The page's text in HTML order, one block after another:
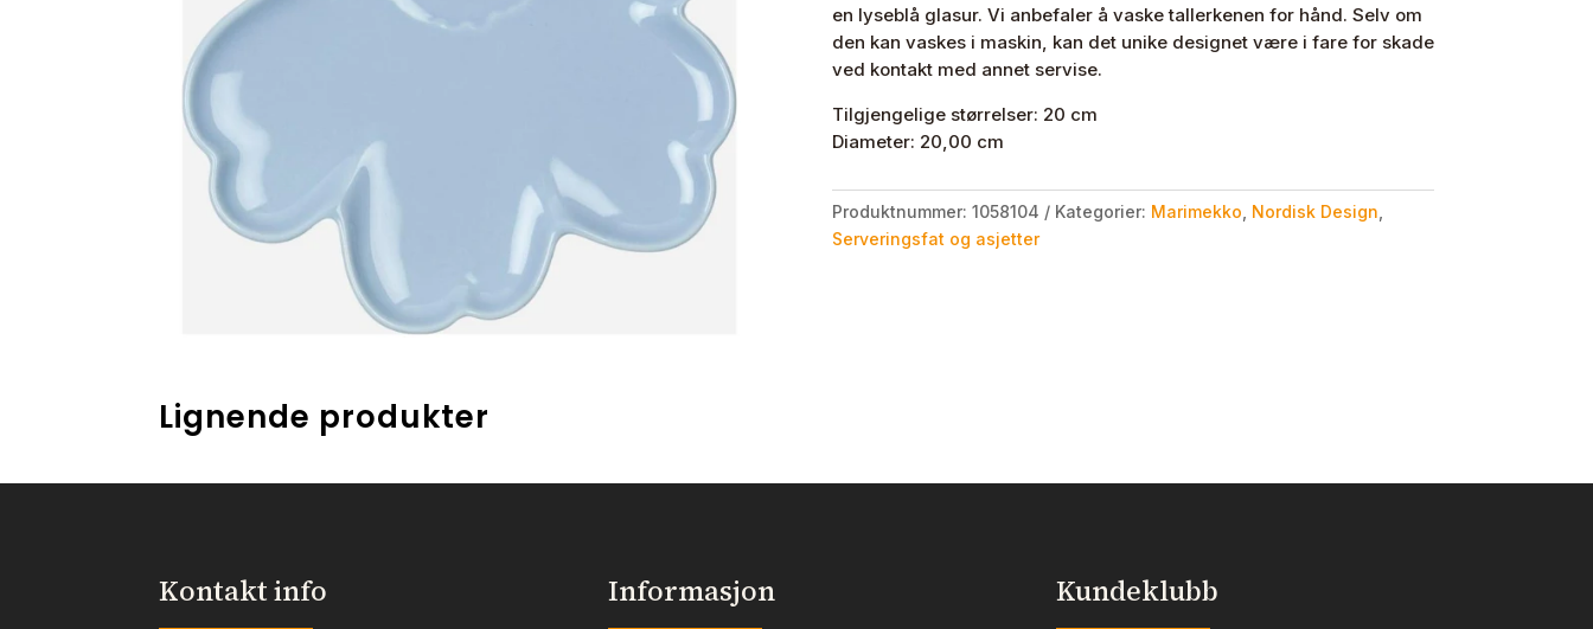
en lyseblå glasur. Vi anbefaler å vaske tallerkenen for hånd. Selv om
den kan vaskes i maskin, kan det unike designet være i fare for skade
ved kontakt med annet servise.
Tilgjengelige størrelser: 20 cm
Diameter: 20,00 cm
Produktnummer: 1058104 Kategorier: Marimekko Nordisk Design
Serveringsfat og asjetter
Lignende produkter
Kontakt info Informasjon Kundeklubb